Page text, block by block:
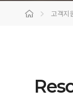
고객지